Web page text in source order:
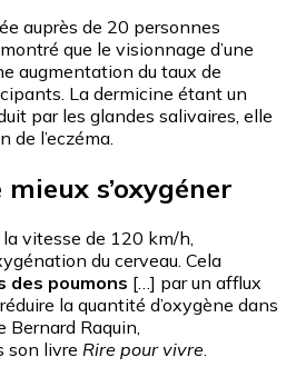
auprès de 20 personnes
que le visionnage d’une
augmentation du taux de
La dermicine étant un
par les glandes salivaires, elle
de l’eczéma.
s’oxygéner
la vitesse de 120 km/h,
du cerveau. Cela
des poumons […] par un afflux
la quantité d’oxygène dans
Bernard Raquin,
son livre Rire pour vivre.